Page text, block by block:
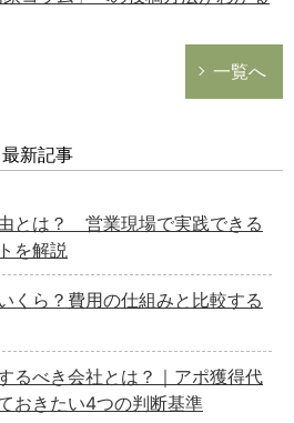
一覧へ
新記事
とは？ 営業現場で実践できる
を解説
くら？費用の仕組みと比較する
るべき会社とは？｜アポ獲得代
おきたい4つの判断基準